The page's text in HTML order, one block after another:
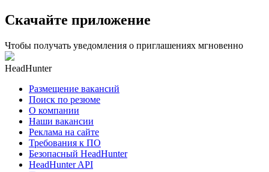
Скачайте приложение
Чтобы получать уведомления о приглашениях мгновенно
HeadHunter
Размещение вакансий
Поиск по резюме
О компании
Наши вакансии
Реклама на сайте
Требования к ПО
Безопасный HeadHunter
HeadHunter API